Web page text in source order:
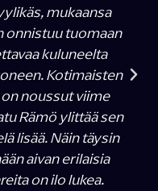
mukaansa
onnistuu tuomaan
kuluneelta
Kotimaisten
noussut viime
Rämö ylittää sen
lisää. Näin täysin
aivan erilaisia
on ilo lukea.